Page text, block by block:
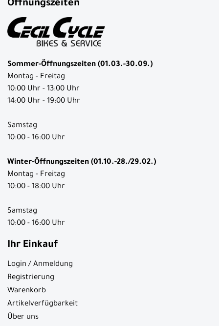
Öffnungszeiten
Sommer-Öffnungszeiten (01.03.-30.09.)
Montag - Freitag
10:00 Uhr - 13:00 Uhr
14:00 Uhr - 19:00 Uhr
Samstag
10:00 - 16:00 Uhr
Winter-Öffnungszeiten (01.10.-28./29.02.)
Montag - Freitag
10:00 - 18:00 Uhr
Samstag
10:00 - 16:00 Uhr
Ihr Einkauf
Login / Anmeldung
Registrierung
Warenkorb
Artikelverfügbarkeit
Über uns